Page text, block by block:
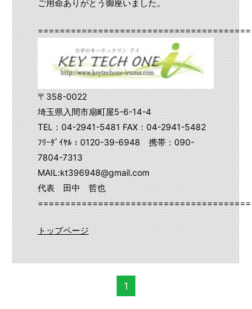
ご用命ありがとう御座いました。
〒358-0022
埼玉県入間市扇町屋5-6-14-4
TEL：04-2941-5481 FAX：04-2941-5482
ﾌﾘｰﾀﾞｲﾔﾙ：0120-39-6948 携帯：090-
7804-7313
MAIL:kt396948@gmail.com
代表 田中 哲也
トップページ
1